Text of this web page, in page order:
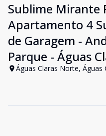
Sublime Mirante
Apartamento 4
de Garagem -
Parque - Águas
Águas Claras Norte, Águas